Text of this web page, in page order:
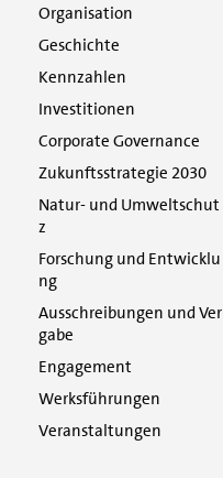
Organisation
Geschichte
Kennzahlen
Investitionen
Corporate Governance
Zukunftsstrategie 2030
Natur- und Umweltschut
z
Forschung und Entwicklu
ng
Ausschreibungen und Ver
gabe
Engagement
Werksführungen
Veranstaltungen